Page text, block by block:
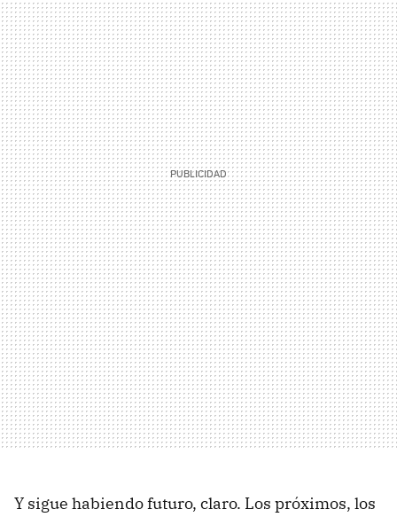
Y sigue habiendo futuro, claro. Los próximos, los